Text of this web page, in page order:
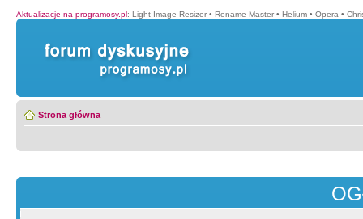
Aktualizacje na programosy.pl: Light Image Resizer • Rename Master • Helium • Opera •
Strona główna